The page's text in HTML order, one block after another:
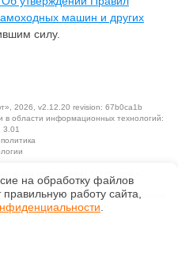
машин и других
силу.
, 2026, v2.12.20 revision: 67b0ca1b
области информационных технологий:
3.01
персональных данных
в Реестре российского программного
на обработку файлов
работу сайта,